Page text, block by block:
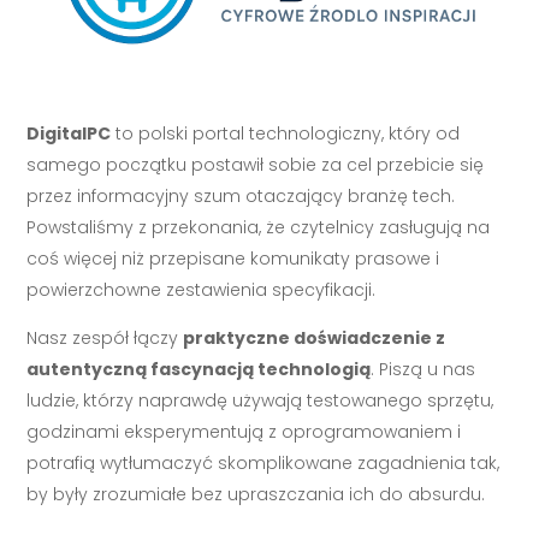
DigitalPC to polski portal technologiczny, który od
samego początku postawił sobie za cel przebicie się
przez informacyjny szum otaczający branżę tech.
Powstaliśmy z przekonania, że czytelnicy zasługują na
coś więcej niż przepisane komunikaty prasowe i
powierzchowne zestawienia specyfikacji.
Nasz zespół łączy praktyczne doświadczenie z
autentyczną fascynacją technologią. Piszą u nas
ludzie, którzy naprawdę używają testowanego sprzętu,
godzinami eksperymentują z oprogramowaniem i
potrafią wytłumaczyć skomplikowane zagadnienia tak,
by były zrozumiałe bez upraszczania ich do absurdu.